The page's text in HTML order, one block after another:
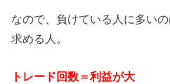
なので、負けている人に多い
求める人。
トレード回数＝利益が大